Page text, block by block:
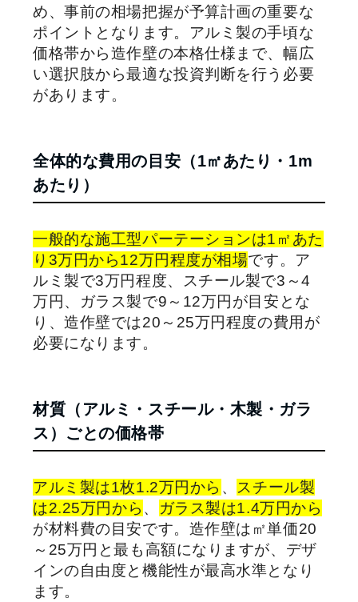
め、事前の相場把握が予算計画の重要な
ポイントとなります。アルミ製の手頃な
価格帯から造作壁の本格仕様まで、幅広
い選択肢から最適な投資判断を行う必要
があります。
全体的な費用の目安（1㎡あたり・1m
あたり）
一般的な施工型パーテーションは1㎡あた
り3万円から12万円程度が相場です。ア
ルミ製で3万円程度、スチール製で3～4
万円、ガラス製で9～12万円が目安とな
り、造作壁では20～25万円程度の費用が
必要になります。
材質（アルミ・スチール・木製・ガラ
ス）ごとの価格帯
アルミ製は1枚1.2万円から 、
スチール製
は2.25万円から 、
ガラス製は1.4万円から
が材料費の目安です。造作壁は㎡単価20
～25万円と最も高額になりますが、デザ
インの自由度と機能性が最高水準となり
ます。